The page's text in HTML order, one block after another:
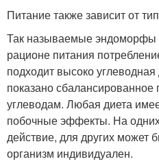
Питание также зависит от
Так называемые эндоморфы
рационе питания
подходит высоко
показано
углеводам. Любая диета
побочные эффекты. На
действие, для других может
организм индивидуален.